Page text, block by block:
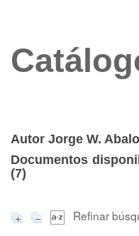
Autor Jorge W.
Documentos
(7)
Refinar